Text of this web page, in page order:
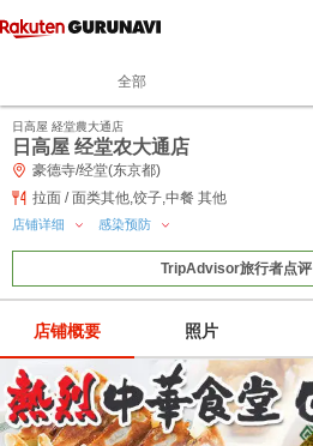
全部
日高屋 経堂農大通店
日高屋 经堂农大通店
豪德寺/经堂(东京都)
拉面 / 面类其他,饺子,中餐 其他
店铺详细 感染预防
TripAdvisor旅行者点评
店铺概要 照片